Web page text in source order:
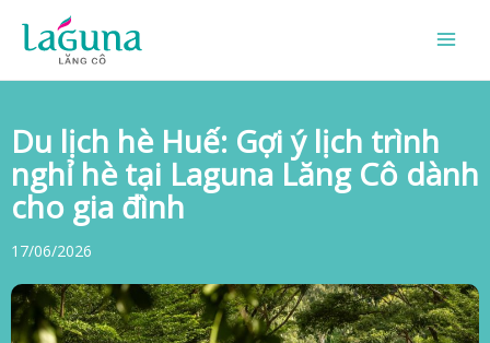
content
Du lịch hè Huế: Gợi ý lịch trình
nghỉ hè tại Laguna Lăng Cô dành
cho gia đình
17/06/2026